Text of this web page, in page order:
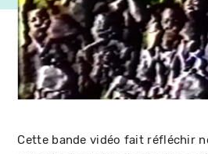
Cette bande vidéo fait réfléchir